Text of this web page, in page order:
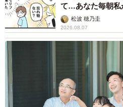
て…あなた毎朝私
松波 穂乃圭
2026.08.07